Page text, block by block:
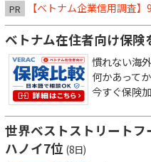
PR 【ベトナム企業信用調査
ベトナム在住者向け保険
慣れない海
何かあって
今すぐ保険
世界ベストストリート
ハノイ7位 (8日)